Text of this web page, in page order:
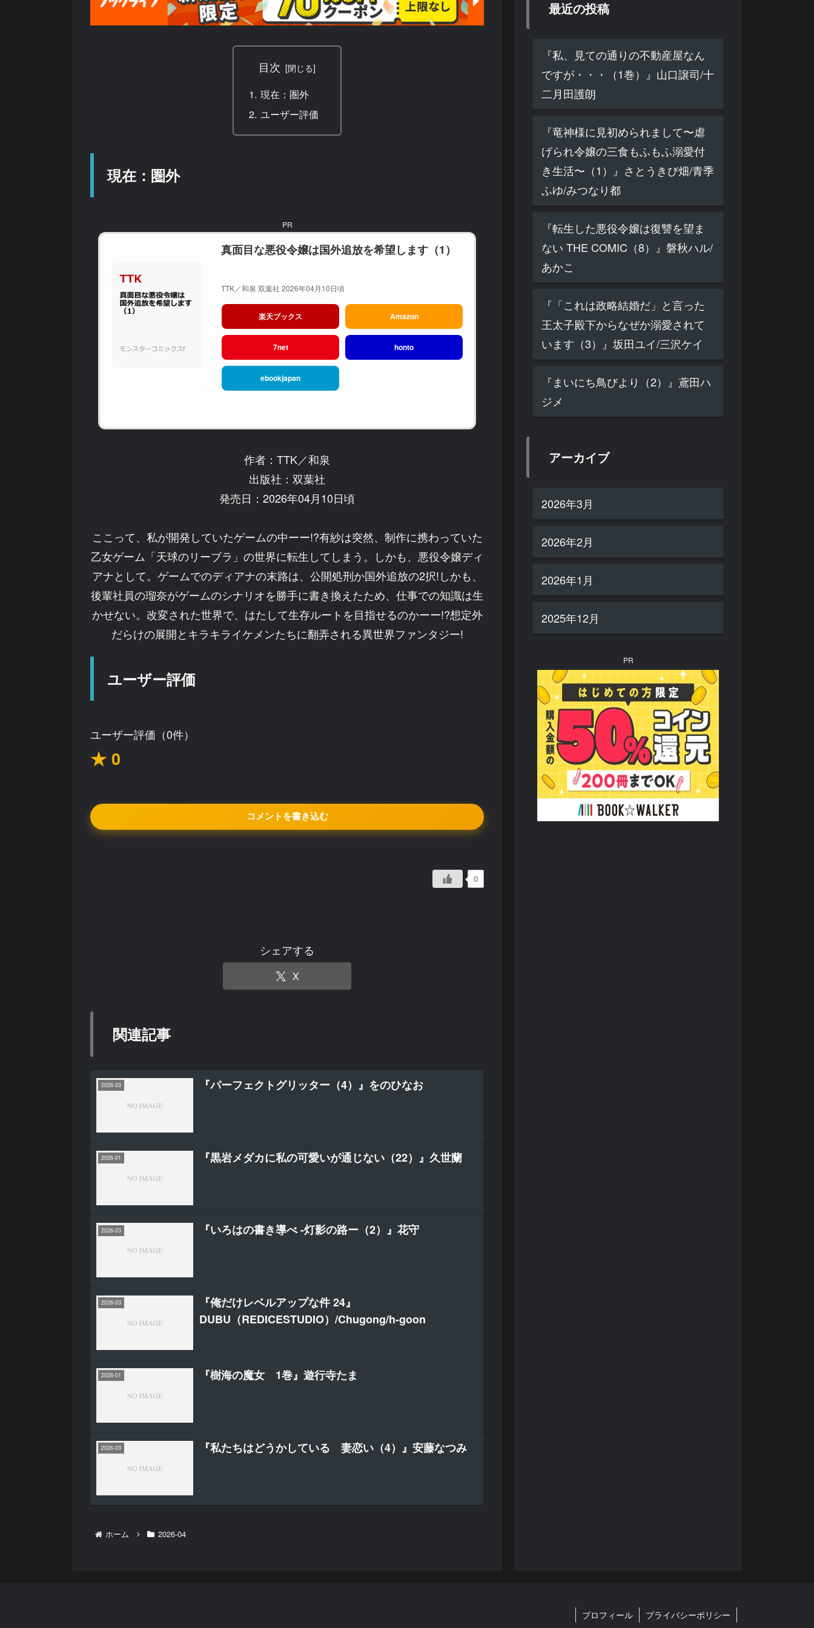
目次
現在：圏外
ユーザー評価
現在：圏外
PR
真面目な悪役令嬢は国外追放を希望します（1）
TTK／和泉 双葉社 2026年04月10日頃
楽天ブックス Amazon
7net honto
ebookjapan
作者：TTK／和泉
出版社：双葉社
発売日：2026年04月10日頃
ここって、私が開発していたゲームの中ーー!?有紗は突然、制作に携わっていた
乙女ゲーム「天球のリーブラ」の世界に転生してしまう。しかも、悪役令嬢ディ
アナとして。ゲームでのディアナの末路は、公開処刑か国外追放の2択!しかも、
後輩社員の瑠奈がゲームのシナリオを勝手に書き換えたため、仕事での知識は生
かせない。改変された世界で、はたして生存ルートを目指せるのかーー!?想定外
だらけの展開とキラキライケメンたちに翻弄される異世界ファンタジー!
ユーザー評価
ユーザー評価（0件）
★ 0
コメントを書き込む
0
シェアする
X
関連記事
2026-03 『パーフェクトグリッター（4）』をのひなお
2026-01 『黒岩メダカに私の可愛いが通じない（22）』久世蘭
2026-03 『いろはの書き導べ -灯影の路ー（2）』花守
2026-03
『俺だけレベルアップな件 24』
DUBU（REDICESTUDIO）/Chugong/h-goon
2026-01 『樹海の魔女 1巻』遊行寺たま
2026-03 『私たちはどうかしている 妻恋い（4）』安藤なつみ
ホーム 2026-04
最近の投稿
『私、見ての通りの不動産屋なん
ですが・・・（1巻）』山口譲司/十
二月田護朗
『竜神様に見初められまして〜虐
げられ令嬢の三食もふもふ溺愛付
き生活〜（1）』さとうきび畑/青季
ふゆ/みつなり都
『転生した悪役令嬢は復讐を望ま
ない THE COMIC（8）』磐秋ハル/
あかこ
『「これは政略結婚だ」と言った
王太子殿下からなぜか溺愛されて
います（3）』坂田ユイ/三沢ケイ
『まいにち鳥びより（2）』鳶田ハ
ジメ
アーカイブ
2026年3月
2026年2月
2026年1月
2025年12月
PR
プロフィール プライバシーポリシー